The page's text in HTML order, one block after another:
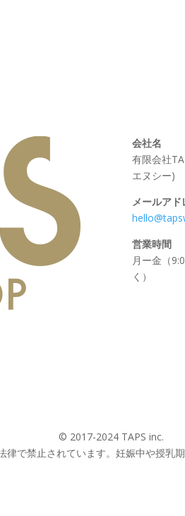
会社名
有限会社
エヌシー)
メールアド
営業時間
月ー金（
く）
© 2017-2024 TAPS inc.
で禁止されています。妊娠中や授乳